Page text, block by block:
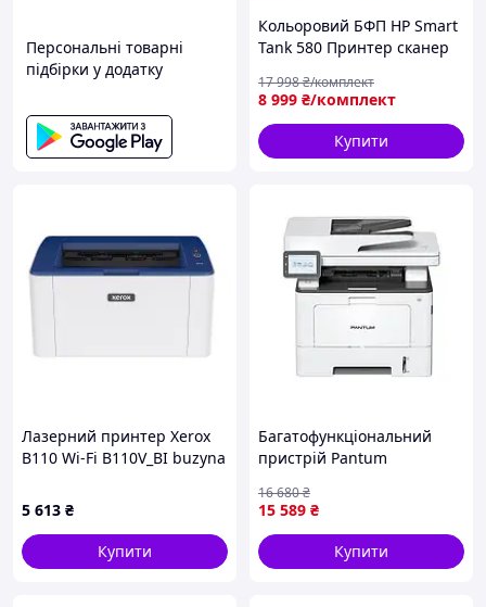
Персональні товарні
підбірки у додатку
Кольоровий БФП HP Smart
Tank 580 Принтер сканер
Кольоровий струменевий
принтер
Багатофункціональний
принтер
8 999 ₴/комплект
17 998₴/комплект
Купити
Лазерний принтер Xerox
B110 Wi-Fi B110V_BI buzyna
5 613 ₴
Купити
Багатофункціональний
пристрій Pantum
15 589 ₴
16 680₴
Купити